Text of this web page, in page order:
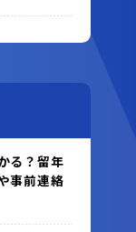
る？留年
事前連絡